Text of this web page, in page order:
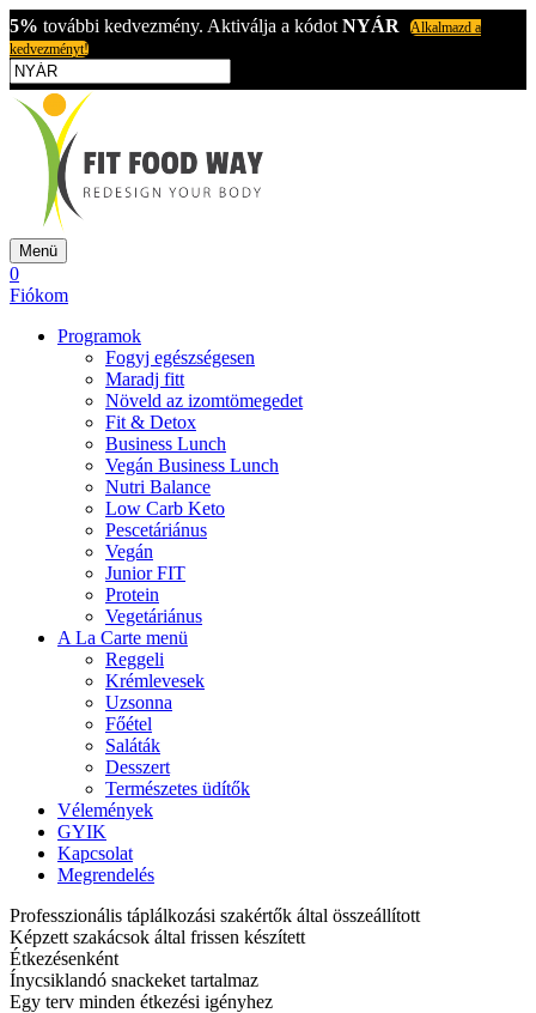
5% további kedvezmény. Aktiválja a kódot NYÁR
Alkalmazd a
kedvezményt!
Menü
0
Fiókom
Programok
Fogyj egészségesen
Maradj fitt
Növeld az izomtömegedet
Fit & Detox
Business Lunch
Vegán Business Lunch
Nutri Balance
Low Carb Keto
Pescetáriánus
Vegán
Junior FIT
Protein
Vegetáriánus
A La Carte menü
Reggeli
Krémlevesek
Uzsonna
Főétel
Saláták
Desszert
Természetes üdítők
Vélemények
GYIK
Kapcsolat
Megrendelés
Professzionális táplálkozási szakértők által összeállított
Képzett szakácsok által frissen készített
Étkezésenként
Ínycsiklandó snackeket tartalmaz
Egy terv minden étkezési igényhez